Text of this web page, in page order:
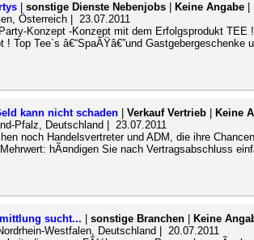
sonstige Dienste Nebenjobs Keine Angabe
Österreich | 23.07.2011
Konzept -Konzept mit dem Erfolgsprodukt TEE
! Top Tee`s â€“SpaÃŸâ€”und Gastgebergeschenke
kann nicht schaden Verkauf Vertrieb Keine
Pfalz, Deutschland | 23.07.2011
noch Handelsvertreter und ADM, die ihre
hÃ¤ndigen Sie nach Vertragsabschluss
sucht... sonstige Branchen Keine
Westfalen, Deutschland | 20.07.2011